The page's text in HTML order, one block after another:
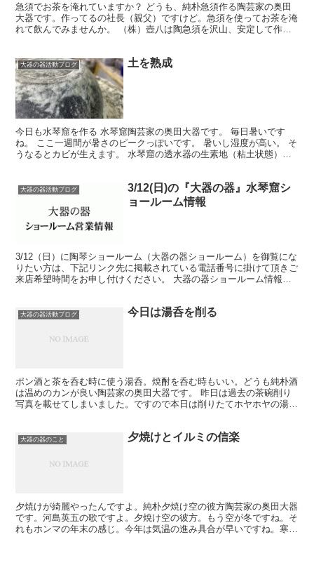
急須でお茶を淹れていますか？ どうも、純朴急須作る陶芸家の奥田
大器です。作ってるの社長（親父）ですけど。急須を使ってお茶を淹
れて飲んでみませんか。 （株）壺八は陶急須を沢山、安定して作る
大器の器活動ブログ 土を熟成
今日も水琴窟を作る 水琴窟陶芸家の奥田大器です。 毎日暑いです
ね。 ここ一週間が暑さのピークっぽいです。 暑いし湿度が高い。 そ
うなるとカビが生えます。 水琴窟の透水器の生素地（粘土状態）に
大器の器活動ブログ
3/12(日)の『大器の器』水琴窟シ
ョールーム情報
3/12（日）に陶琴ショールーム（大器の器ショールーム）を御覧にな
りたい方は、下記リンク先に掲載されている電話番号に掛けて頂きご
来店希望時間をお申し付けください。 大器の器ショールーム情報
大器の器活動ブログ 今日は湯呑を削る
ポン酒と茶を呑む時に使う湯呑。焼酎を呑む時もいい。どうも純朴酒
は温めのカンが良い陶芸家の奥田大器です。 昨日は過去の茶碗削り
写真を載せてしまいました。ですので本日は削りたてホヤホヤの湯呑
大器の器のこと 夕焼けとイルミの信楽
夕焼けが綺麗やったんですよ。純朴夕焼け空の彼方陶芸家の奥田大器
です。河島英五の歌ですよ。夕焼け空の彼方。もう空が冬ですね。そ
れもホンマの年末の感じ。今年は気温の進み具合が早いですね。寒さ